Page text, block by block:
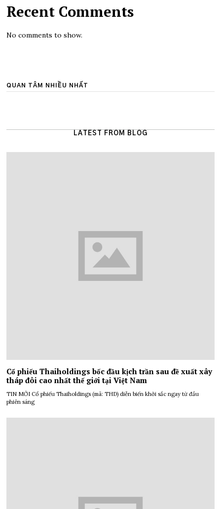
Recent Comments
No comments to show.
QUAN TÂM NHIỀU NHẤT
LATEST FROM BLOG
Cổ phiếu Thaiholdings bốc đầu kịch trần sau đề xuất xây
tháp đôi cao nhất thế giới tại Việt Nam
TIN MỚI Cổ phiếu Thaiholdings (mã: THD) diễn biến khởi sắc ngay từ đầu
phiên sáng